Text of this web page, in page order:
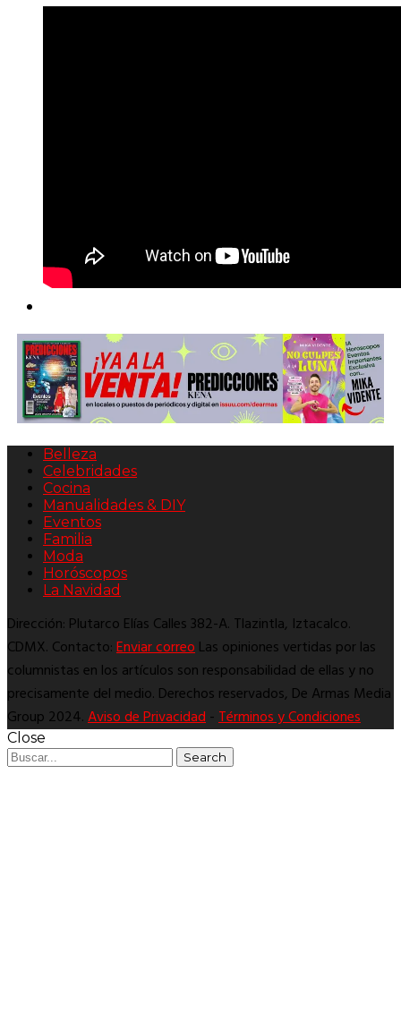
Belleza
Celebridades
Cocina
Manualidades & DIY
Eventos
Familia
Moda
Horóscopos
La Navidad
Dirección: Plutarco Elías Calles 382-A. Tlazintla, Iztacalco.
CDMX. Contacto:Enviar correoLas opiniones vertidas por las
columnistas en los artículos son responsabilidad de ellas y no
precisamente del medio. Derechos reservados, De Armas Media
Group 2024.Aviso de Privacidad-Términos y Condiciones
Close